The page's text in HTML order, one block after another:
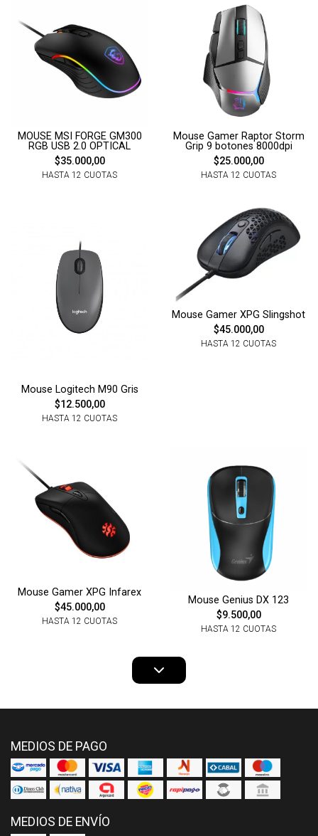
MOUSE MSI FORGE GM300
RGB USB 2.0 OPTICAL
$35.000,00
HASTA 12 CUOTAS
Mouse Gamer Raptor Storm
Grip 9 botones 8000dpi
$25.000,00
HASTA 12 CUOTAS
Mouse Logitech M90 Gris
$12.500,00
HASTA 12 CUOTAS
Mouse Gamer XPG Slingshot
$45.000,00
HASTA 12 CUOTAS
Mouse Gamer XPG Infarex
$45.000,00
HASTA 12 CUOTAS
Mouse Genius DX 123
$9.500,00
HASTA 12 CUOTAS
MEDIOS DE PAGO
MEDIOS DE ENVÍO